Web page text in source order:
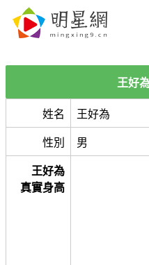
王好
姓名 王好為
性別 男
王好為
真實身高